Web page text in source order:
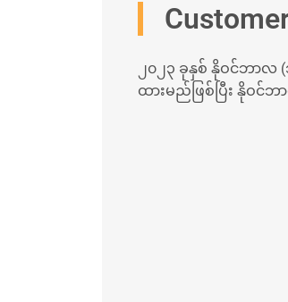
၂၀၂၃ ခုနှစ် နိုဝင်ဘာလ
ထားမည်ဖြစ်ပြီး နိုဝင်